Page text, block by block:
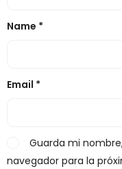
Name *
Email *
Guarda mi
navegador para la